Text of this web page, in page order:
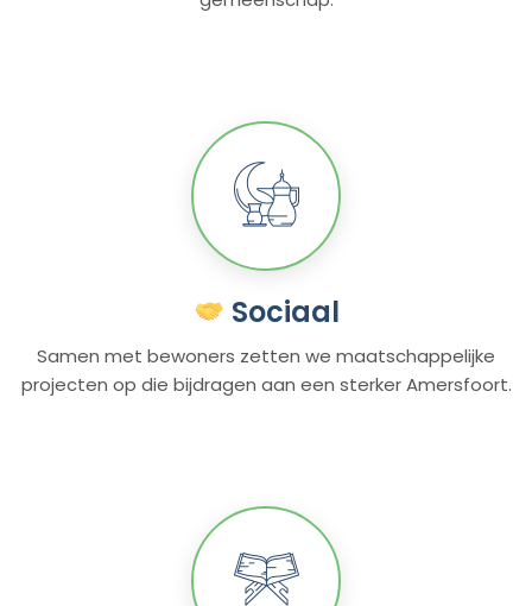
Sociaal
Samen met bewoners zetten we maatschappelijke
projecten op die bijdragen aan een sterker Amersfoort.